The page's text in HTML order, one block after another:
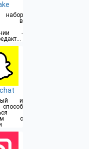
набор
в
-
и
с